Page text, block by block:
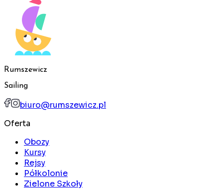
Rumszewicz
Sailing
biuro@rumszewicz.pl
Oferta
Obozy
Kursy
Rejsy
Półkolonie
Zielone Szkoły